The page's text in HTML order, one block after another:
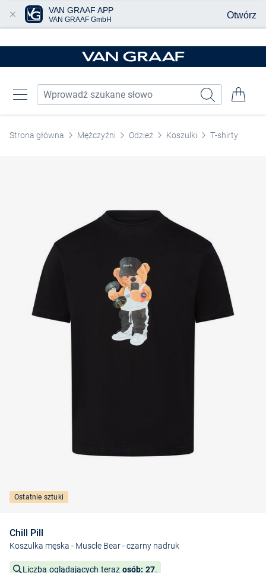
Strona główna Mężczyźni Odzież Koszulki T-shirty
Ostatnie sztuki
Chill Pill
Koszulka męska - Muscle Bear- czarny nadruk
Liczba oglądających teraz osób: 27.
VAN GRAAF APP
VAN GRAAF GmbH Otwórz